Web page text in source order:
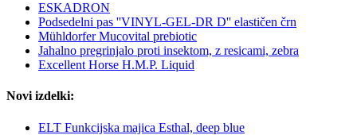
ESKADRON
Podsedelni pas ''VINYL-GEL-DR D'' elastičen črn
Mühldorfer Mucovital prebiotic
Jahalno pregrinjalo proti insektom, z resicami, zebra
Excellent Horse H.M.P. Liquid
Novi izdelki:
ELT Funkcijska majica Esthal, deep blue